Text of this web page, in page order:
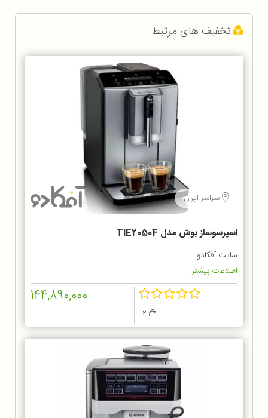
تخفیف های مرتبط
سراسر ایران
اسپرسوساز بوش مدل TIE20504
سایت آفکادو
اطلاعات بیشتر...
144,890,000